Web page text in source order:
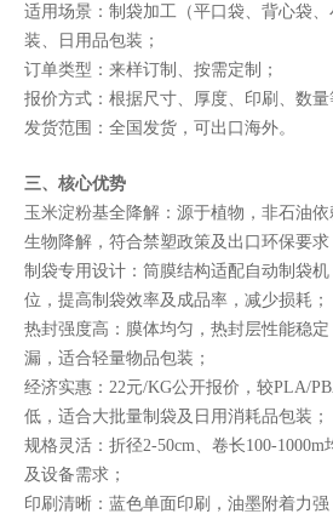
适用场景：制袋加工（平口袋、背心袋
装、日用品包装；
订单类型：来样订制、按需定制；
报价方式：根据尺寸、厚度、印刷、数量
发货范围：全国发货，可出口海外。
三、核心优势
玉米淀粉基全降解：源于植物，非石油
生物降解，符合禁塑政策及出口环保要求
制袋专用设计：筒膜结构适配自动制袋
位，提高制袋效率及成品率，减少损耗；
热封强度高：膜体均匀，热封层性能稳
漏，适合轻量物品包装；
经济实惠：22元/KG公开报价，较PLA/
低，适合大批量制袋及日用消耗品包装；
规格灵活：折径2-50cm、卷长100-
及设备需求；
印刷清晰：蓝色单面印刷，油墨附着力